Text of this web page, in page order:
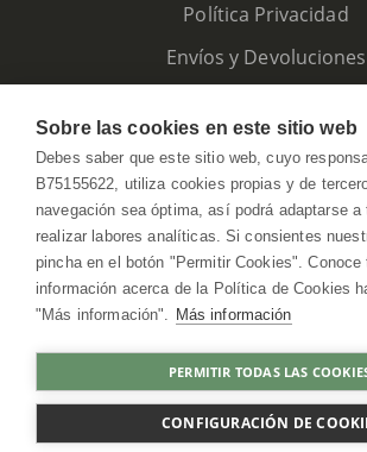
AGOTADO
Política Privacidad
Envíos y Devoluciones
HerbolarioWeb © 2026. All Rights
Sobre las cookies en este sitio web
Debes saber que este sitio web, cuyo
B75155622, utiliza cookies propias y de
navegación sea óptima, así podrá adaptarse
realizar labores analíticas. Si consientes
pincha en el botón "Permitir Cookies". Conoce
información acerca de la Política de Cookies
"Más información". Más información
PERMITIR TODAS LAS
CONFIGURACIÓN DE